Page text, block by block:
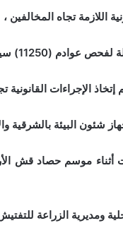
اللازمة تجاه المخالفين ،
شئون البيئة بالشرقية
أثناء موسم حصاد قش
ومديرية الزراعة